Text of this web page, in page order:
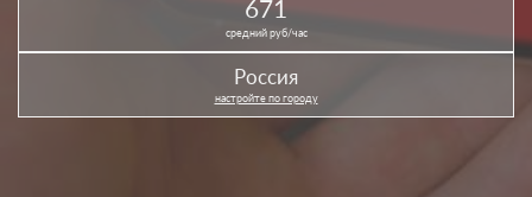
671
средний руб/час
Россия
настройте по городу